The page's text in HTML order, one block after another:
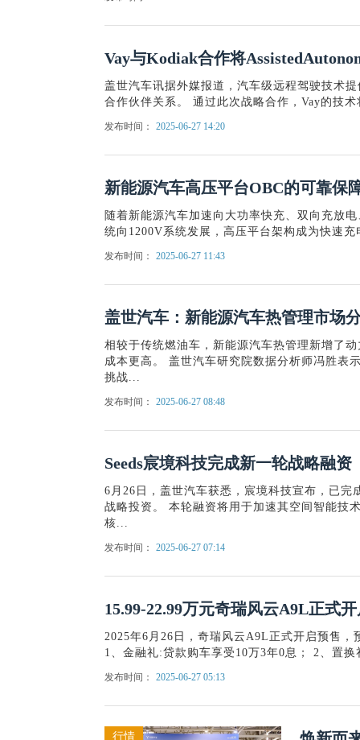
Vay与Kodiak合作将
盖世汽车讯据外媒报道，汽车级远程驾驶技术
合作伙伴关系。 通过此次战略合作，Vay的技
发布时间： 2025-06-27 14:20
新能源汽车高压平台OBC的可靠保
随着新能源汽车加速向大功率快充、双向充放
统向1200V系统发展，高压平台架构成为快速
发布时间： 2025-06-27 11:43
盖世汽车：新能源汽车热管理市场
相较于传统燃油车，新能源汽车热管理新增了
成本更高。 盖世汽车研究院数据分析师冯胜表
挑战...
发布时间： 2025-06-27 08:48
Seeds宸境科技完成新一轮战略融资
6月26日，盖世汽车获悉，宸境科技宣布，已
战略投资。 本轮融资将用于加速其空间智能技
核...
发布时间： 2025-06-27 07:14
15.99-22.99万元奇瑞风云A9L正式
2025年6月26日，奇瑞风云A9L正式开启预售
1、金融礼:贷款购车享受10万3年0息； 2、置
发布时间： 2025-06-27 05:13
行情